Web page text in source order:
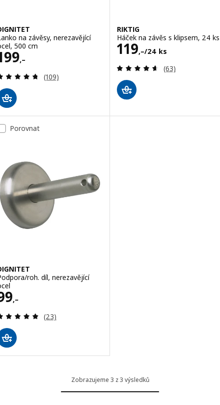
na závěsy, nerezavějící
500 cm
,– 199,–
Recenze: 4.7 z 5 hvězdy. Celkem recenzí:
(109)
RIKTIG
Háček na závěs s klipsem, 24 ks
119,–/24 ks
Cena 119,–/24
Recenze: 4.6 z
(63)
Porovnat
roh. díl, nerezavějící
,– 99,–
Recenze: 5 z 5 hvězdy. Celkem recenzí:
(23)
Zobrazujeme 3 z 3 výsledků